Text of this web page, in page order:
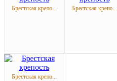
Брестская крепо... Брестская крепо...
Брестская крепо...